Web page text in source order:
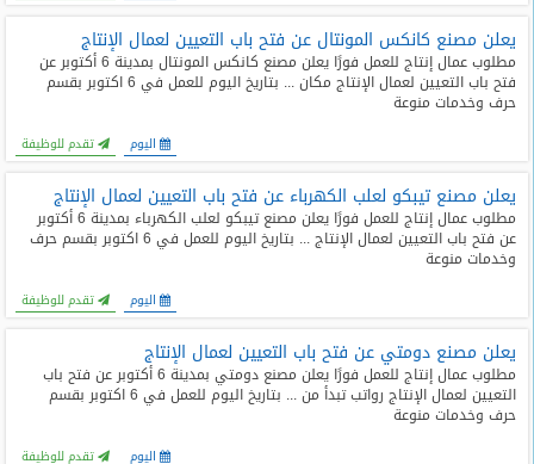
يعلن مصنع كانكس المونتال عن فتح باب التعيين لعمال الإنتاج
مطلوب عمال إنتاج للعمل فورًا يعلن مصنع كانكس المونتال بمدينة 6 أكتوبر عن
فتح باب التعيين لعمال الإنتاج مكان ... بتاريخ اليوم للعمل في 6 اكتوبر بقسم
حرف وخدمات منوعة
اليوم تقدم للوظيفة
يعلن مصنع تيبكو لعلب الكهرباء عن فتح باب التعيين لعمال الإنتاج
مطلوب عمال إنتاج للعمل فورًا يعلن مصنع تيبكو لعلب الكهرباء بمدينة 6 أكتوبر
عن فتح باب التعيين لعمال الإنتاج ... بتاريخ اليوم للعمل في 6 اكتوبر بقسم حرف
وخدمات منوعة
اليوم تقدم للوظيفة
يعلن مصنع دومتي عن فتح باب التعيين لعمال الإنتاج
مطلوب عمال إنتاج للعمل فورًا يعلن مصنع دومتي بمدينة 6 أكتوبر عن فتح باب
التعيين لعمال الإنتاج رواتب تبدأ من ... بتاريخ اليوم للعمل في 6 اكتوبر بقسم
حرف وخدمات منوعة
اليوم تقدم للوظيفة